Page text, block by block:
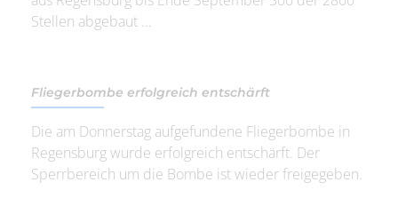
Stellen abgebaut ...
Fliegerbombe erfolgreich entschärft
Die am Donnerstag aufgefundene Fliegerbombe in
Regensburg wurde erfolgreich entschärft. Der
Sperrbereich um die Bombe ist wieder freigegeben.